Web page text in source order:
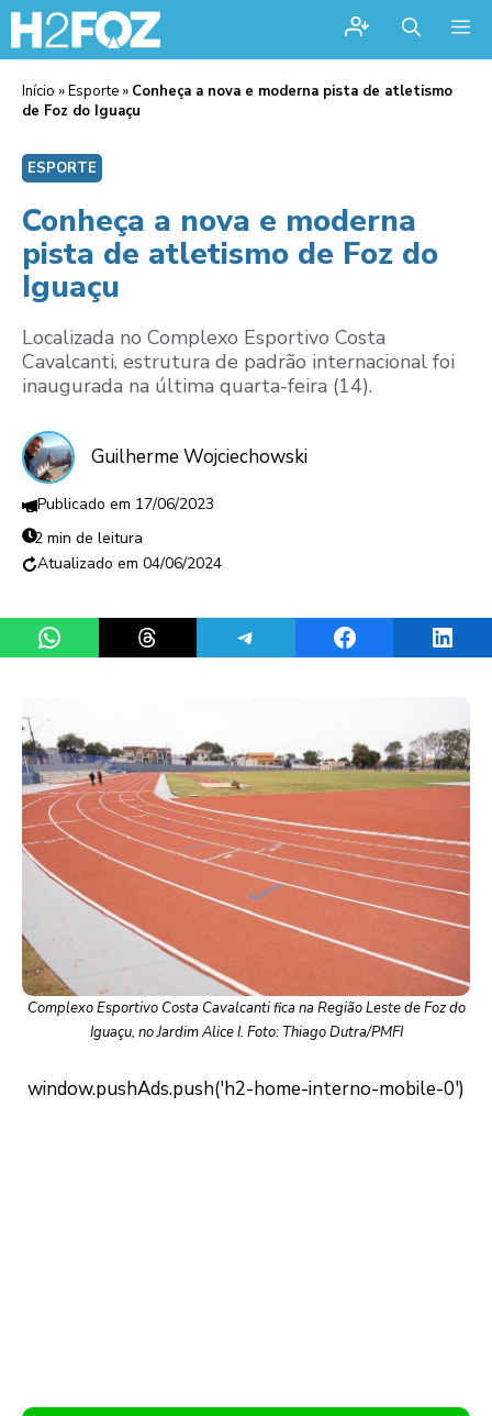
Início »Esporte » Conheça a nova e moderna pista de atletismo
de Foz do Iguaçu
ESPORTE
Conheça a nova e moderna
pista de atletismo de Foz do
Iguaçu
Localizada no Complexo Esportivo Costa
Cavalcanti, estrutura de padrão internacional foi
inaugurada na última quarta-feira (14).
Guilherme Wojciechowski
17/06/2023
2 min de leitura
04/06/2024
Share on WhatsAppShare on ThreadsShare on TelegramShare on Facebook
Complexo Esportivo Costa Cavalcanti fica na Região Leste de Foz do
Iguaçu, no Jardim Alice I. Foto: Thiago Dutra/PMFI